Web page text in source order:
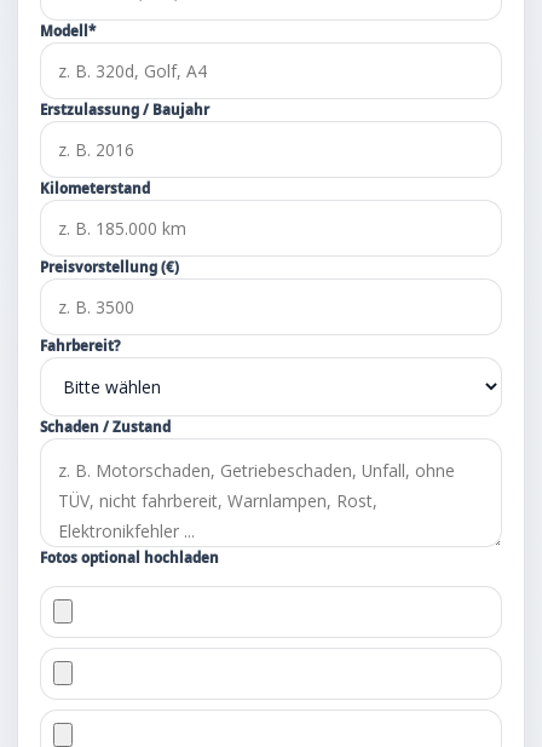
Modell*
Erstzulassung / Baujahr
Kilometerstand
Preisvorstellung (€)
Fahrbereit?
Schaden / Zustand
Fotos optional hochladen